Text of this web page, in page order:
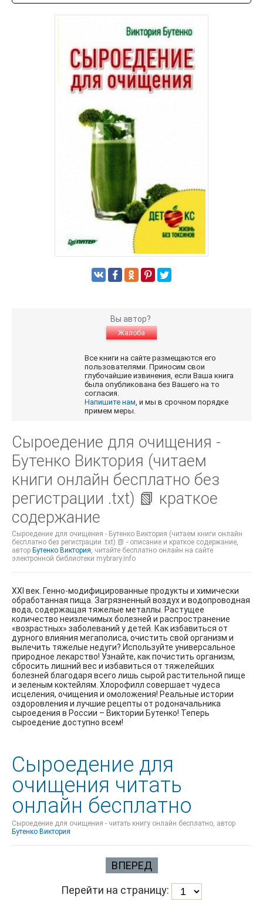
Вы автор?
Жалоба
Все книги на сайте размещаются его
пользователями. Приносим свои
глубочайшие извинения, если Ваша книга
была опубликована без Вашего на то
согласия.
Напишите нам , и мы в срочном порядке
примем меры.
Сыроедение для очищения -
Бутенко Виктория (читаем
книги онлайн бесплатно без
регистрации .txt) 📗 краткое
содержание
Сыроедение для очищения - Бутенко Виктория (читаем книги онлайн
бесплатно без регистрации .txt) 📗 - описание и краткое содержание,
автор Бутенко Виктория , читайте бесплатно онлайн на сайте
электронной библиотеки mybrary.info
XXI век. Генно-модифицированные продукты и химически
обработанная пища. Загрязненный воздух и водопроводная
вода, содержащая тяжелые металлы. Растущее
количество неизлечимых болезней и распространение
«возрастных» заболеваний у детей. Как избавиться от
дурного влияния мегаполиса, очистить свой организм и
вылечить тяжелые недуги? Используйте универсальное
природное лекарство! Узнайте, как почистить организм,
сбросить лишний вес и избавиться от тяжелейших
болезней благодаря всего лишь сырой растительной пище
и зеленым коктейлям. Хлорофилл совершает чудеса
исцеления, очищения и омоложения! Реальные истории
оздоровления и лучшие рецепты от родоначальника
сыроедения в России – Виктории Бутенко! Теперь
сыроедение доступно всем!
Сыроедение для
очищения читать
онлайн бесплатно
Сыроедение для очищения - читать книгу онлайн бесплатно, автор
Бутенко Виктория
ВПЕРЕД
Перейти на страницу: